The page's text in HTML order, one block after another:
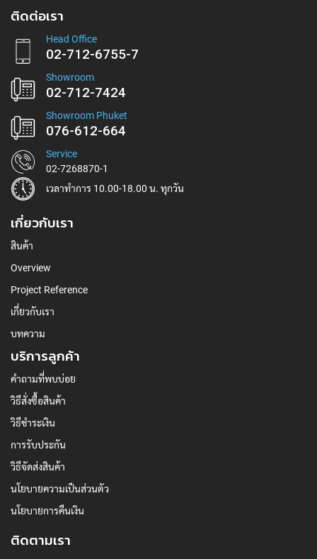
รับ
ติดต่อเรา
Head Office
02-712-6755-7
Showroom
02-712-7424
Showroom Phuket
076-612-664
Service
02-7268870-1
เวลาทำการ 10.00-18.00 น. ทุกวัน
เกี่ยวกับเรา
สินค้า
Overview
Project Reference
เกี่ยวกับเรา
บทความ
บริการลูกค้า
คำถามที่พบบ่อย
วิธีสั่งซื้อสินค้า
วิธีชำระเงิน
การรับประกัน
วิธีจัดส่งสินค้า
นโยบายความเป็นส่วนตัว
นโยบายการคืนเงิน
ติดตามเรา